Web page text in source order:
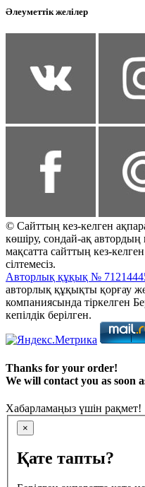
Әлеуметтік желілер
© Сайттың кез-келген
көшіру, сондай-ақ автордың
мақсатта сайттың кез-
сілтемесіз.
Авторлық құқық №
авторлық құқықты қорғау
компаниясында тіркелген
кепілдік берілген.
Thanks for your order!
We will contact you as soon
Хабарламаңыз үшін рақмет!
×
Қате тапты?